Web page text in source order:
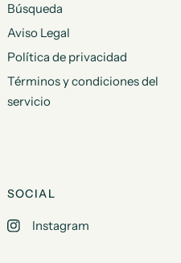
Búsqueda
Aviso Legal
Política de privacidad
Términos y condiciones del
servicio
SOCIAL
Instagram